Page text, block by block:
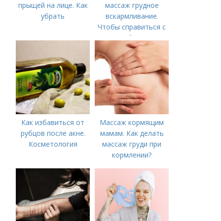
прыщей на лице. Как
убрать
массаж грудное
вскармливание.
Чтобы справиться с
нагрубанием,
необходимо
предпринять
следующие действия:
Как избавиться от
рубцов после акне.
Косметология
Массаж кормящим
мамам. Как делать
массаж груди при
кормлении?